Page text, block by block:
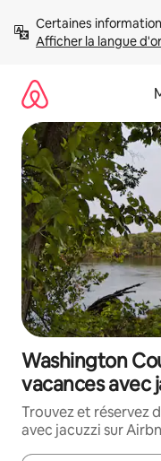
directement
Afficher la langue
Washington
vacances avec
Trouvez et réservez
avec jacuzzi sur